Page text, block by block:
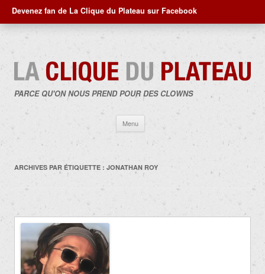
Devenez fan de La Clique du Plateau sur Facebook
PARCE QU'ON NOUS PREND POUR DES CLOWNS
Menu
contenu
ARCHIVES PAR ÉTIQUETTE : JONATHAN ROY